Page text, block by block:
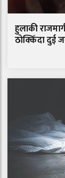
हुलाकी
ठोक्किँदा दुई